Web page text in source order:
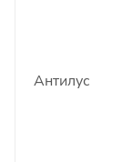
Антилус